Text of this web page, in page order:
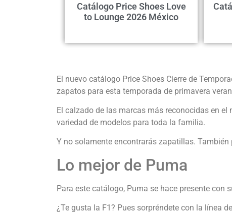
Catálogo Price Shoes Love
to Lounge 2026 México
El nuevo catálogo Price Shoes Cierre de
zapatos para esta temporada de primavera
El calzado de las marcas más reconocidas en
variedad de modelos para toda la familia.
Y no solamente encontrarás zapatillas.
Lo mejor de Puma
Para este catálogo, Puma se hace presente
¿Te gusta la F1? Pues sorpréndete con la línea